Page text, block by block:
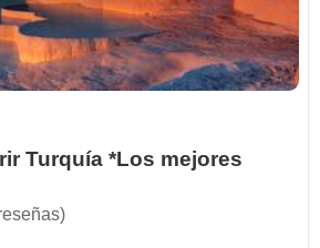
Turquía *Los mejores